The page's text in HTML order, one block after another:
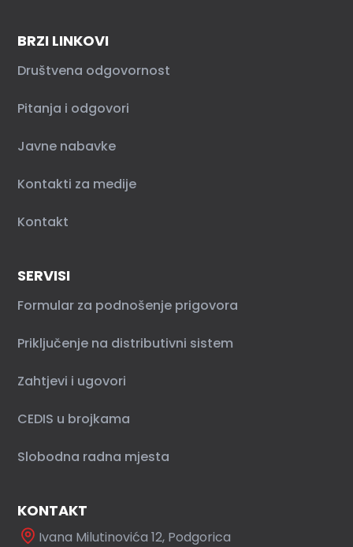
BRZI LINKOVI
Društvena odgovornost
Pitanja i odgovori
Javne nabavke
Kontakti za medije
Kontakt
SERVISI
Formular za podnošenje prigovora
Priključenje na distributivni sistem
Zahtjevi i ugovori
CEDIS u brojkama
Slobodna radna mjesta
KONTAKT
Ivana Milutinovića 12, Podgorica